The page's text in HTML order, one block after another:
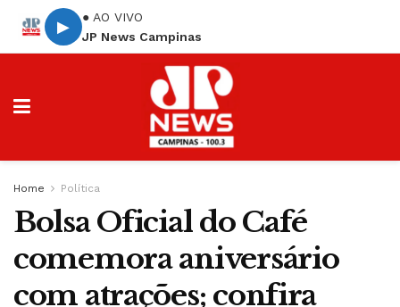
▶
● AO VIVO
JP News Campinas
Home Política
Bolsa Oficial do Café
comemora aniversário
com atrações; confira